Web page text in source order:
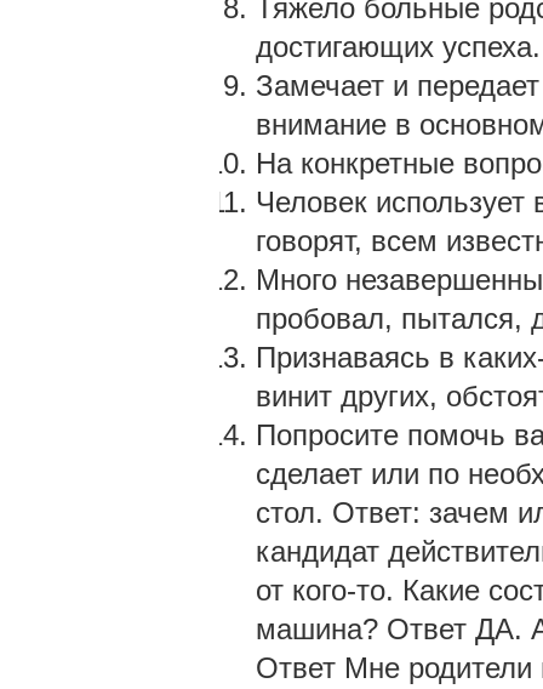
Тяжело больные
достигающих успеха.
Замечает и
внимание в
На конкретные
Человек
говорят, всем
Много
пробовал, пытался,
Признаваясь в
винит других,
Попросите помочь
сделает или по
стол. Ответ: зачем
кандидат
от кого-то. Какие
машина? Ответ ДА.
Ответ Мне